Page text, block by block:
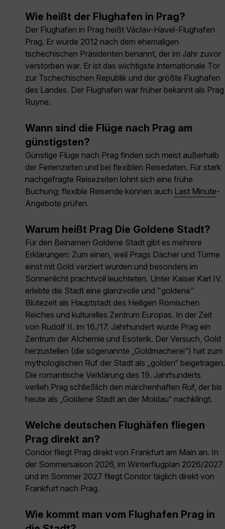
Wie heißt der Flughafen in Prag?
Der Flughafen in Prag heißt Václav-Havel-Flughafen
Prag. Er wurde 2012 nach dem ehemaligen
tschechischen Präsidenten benannt, der im Jahr zuvor
verstorben war. Er ist das wichtigste internationale Tor
zur Tschechischen Republik und der größte Flughafen
des Landes. Der Flughafen war früher bekannt als Prag
Ruyne.
Wann sind die Flüge nach Prag am
günstigsten?
Günstige Flüge nach Prag finden sich meist außerhalb
der Ferienzeiten und bei flexiblen Reisedaten. Für stark
nachgefragte Reisezeiten lohnt sich eine frühe
Buchung; flexible Reisende können auch Last Minute-
Angebote prüfen.
Warum heißt Prag Die Goldene Stadt?
Für den Beinamen Goldene Stadt gibt es mehrere
Erklärungen: Zum einen, weil Prags Dächer und Türme
einst mit Gold verziert wurden und besonders im
Sonnenlicht prachtvoll leuchteten. Unter Kaiser Karl IV.
erlebte die Stadt eine glanzvolle und "goldene"
Blütezeit als Hauptstadt des Heiligen Römischen
Reiches und kulturelles Zentrum Europas. In der Zeit
von Rudolf II. im 16./17. Jahrhundert wurde Prag ein
Zentrum der Alchemie und Esoterik. Der Versuch, Gold
herzustellen (die sogenannte „Goldmacherei“) hat zum
mythologischen Ruf der Stadt als „golden“ beigetragen.
Die romantische Verklärung des 19. Jahrhunderts
verlieh Prag schließlich den märchenhaften Ruf, der bis
heute als „Goldene Stadt an der Moldau“ nachklingt.
Welche deutschen Flughäfen fliegen
Prag direkt an?
Condor fliegt Prag direkt von Frankfurt am Main an. In
der Sommersaison 2026, im Winterflugplan 2026/2027
und im Sommer 2027 fliegt Condor täglich direkt von
Frankfurt nach Prag.
Wie kommt man vom Flughafen Prag in